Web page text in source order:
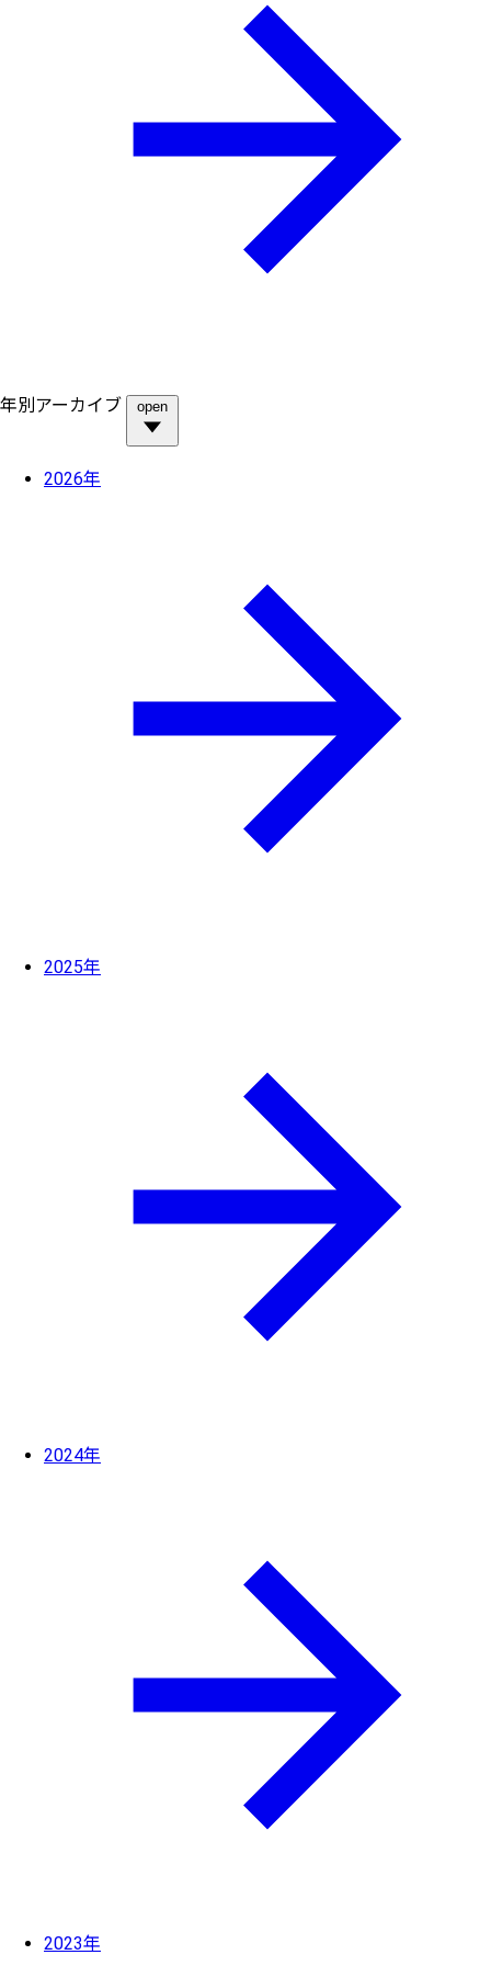
年別アーカイブ open
2026年
2025年
2024年
2023年